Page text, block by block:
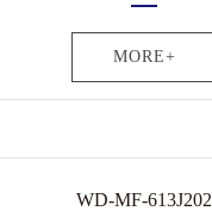
MORE+
WD-MF-613J202